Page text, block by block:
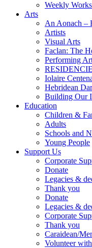
Weekly
Arts
An Aonach –
Artists
Visual Arts
Faclan: The
Performing
Iolaire
Hebridean
Building Our
Education
Children &
Adults
Schools and
Young People
Support Us
Corporate
Donate
Legacies &
Thank you
Donate
Legacies &
Corporate
Thank you
Caraidean/
Volunteer